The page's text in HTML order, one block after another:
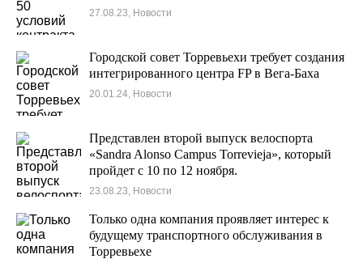
27.08.23, Новости
Городской совет Торревьехи требует создания
интегрированного центра FP в Вега-Баха
20.01.24, Новости
Представлен второй выпуск велоспорта
«Sandra Alonso Campus Torrevieja», который
пройдет с 10 по 12 ноября.
23.08.23, Новости
Только одна компания проявляет интерес к
будущему транспортного обслуживания в
Торревьехе